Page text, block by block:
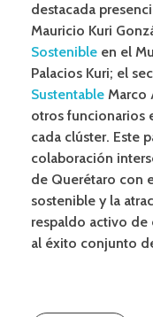
destacada
Mauricio Kuri
Sostenible en el
Palacios Kuri; el
Sustentable Marco
otros funcionarios
cada clúster. Este
colaboración
de Querétaro con
sostenible y la
respaldo activo de
al éxito conjunto